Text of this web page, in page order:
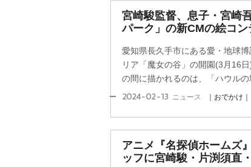
宮崎駿監督、息子・宮崎
パーク」の新CMの絵コン
愛知県長久手市にある愛・地球
リア「魔女の谷」の開園(3月16
の間に描かれるのは、「ハウルの
2024-02-13 ニュース ｜おでかけ｜
アニメ『名探偵ホームズ
ッフに宮崎駿・片渕須直